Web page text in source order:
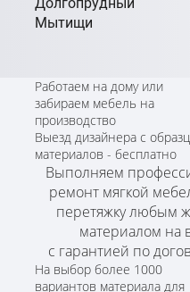
Мытищи
Создание сайта,
Работаем на дому или
забираем мебель на
производство
Выезд дизайнера с
материалов - бесплатно
Выполняем
ремонт мягкой
перетяжку любым
материалом на
с гарантией по
На выбор более 1000
вариантов материала для